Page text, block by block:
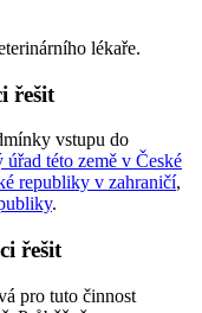
lékaře.
řešit
vstupu do
úřad této země v České
republiky v zahraničí,
.
řešit
pro tuto činnost